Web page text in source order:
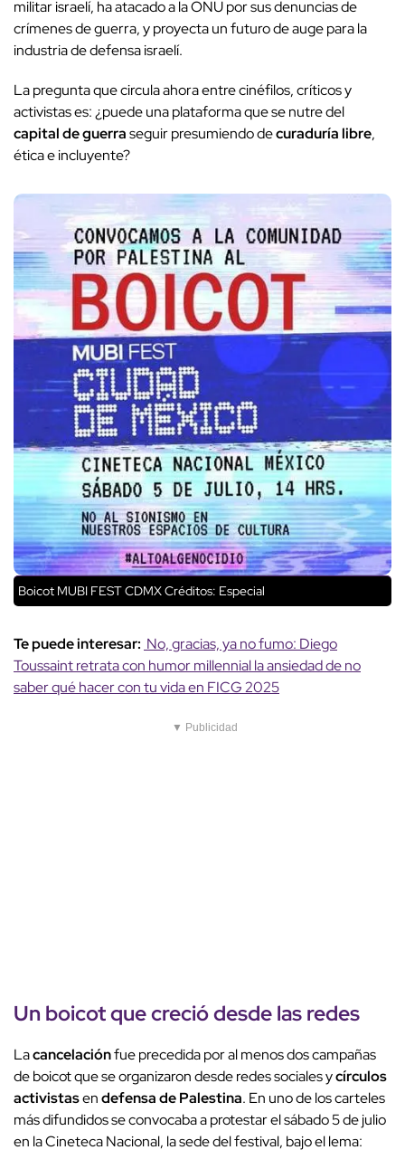
militar israelí, ha atacado a la ONU por sus denuncias de
crímenes de guerra, y proyecta un futuro de auge para la
industria de defensa israelí.
La pregunta que circula ahora entre cinéfilos, críticos y
activistas es: ¿puede una plataforma que se nutre del
capital de guerraseguir presumiendo decuraduría libre,
ética e incluyente?
Boicot MUBI FEST CDMXCréditos: Especial
Te puede interesar: No, gracias, ya no fumo: Diego
Toussaint retrata con humor millennial la ansiedad de no
saber qué hacer con tu vida en FICG 2025
▼ Publicidad
Un boicot que creció desde las redes
Lacancelaciónfue precedida por al menos dos campañas
de boicot que se organizaron desde redes sociales ycírculos
activistasendefensa de Palestina. En uno de los carteles
más difundidos se convocaba a protestar el sábado 5 de julio
en la Cineteca Nacional, la sede del festival, bajo el lema: